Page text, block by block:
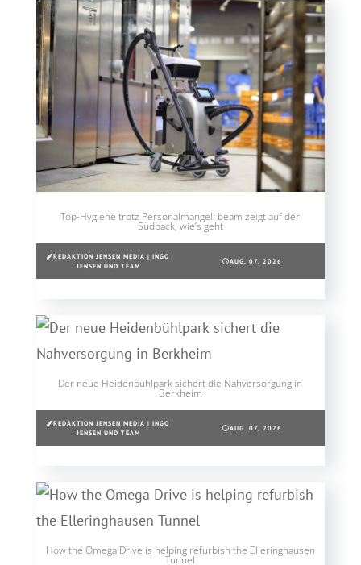
Top-Hygiene trotz Personalmangel: beam zeigt auf der
Südback, wie’s geht
REDAKTION JENSEN MEDIA | INGO
JENSEN UND TEAM
AUG. 07, 2026
Der neue Heidenbühlpark sichert die Nahversorgung in
Berkheim
REDAKTION JENSEN MEDIA | INGO
JENSEN UND TEAM
AUG. 07, 2026
How the Omega Drive is helping refurbish the Elleringhausen
Tunnel